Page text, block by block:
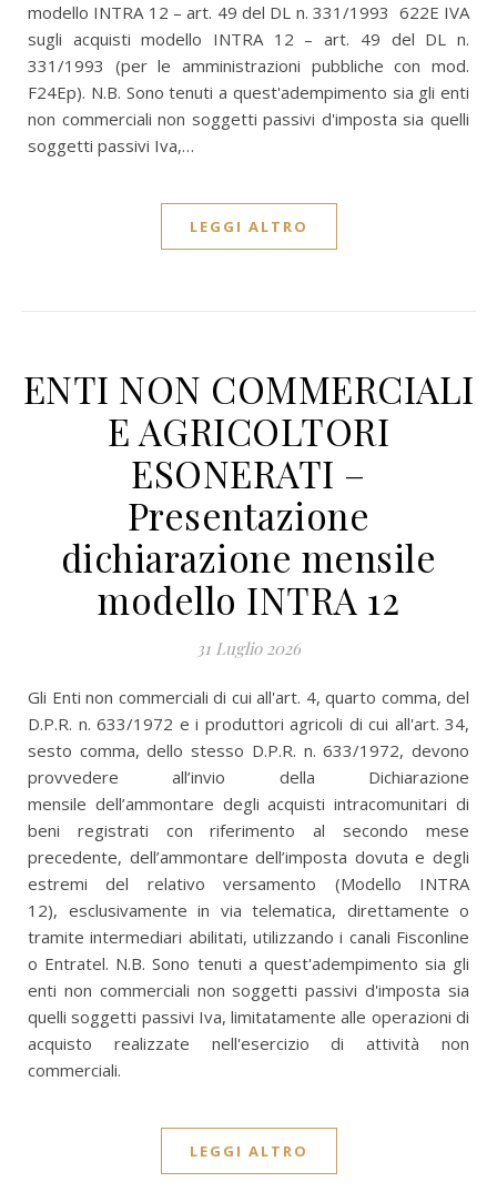
modello INTRA 12 – art. 49 del DL n. 331/1993 622E IVA
sugli acquisti modello INTRA 12 – art. 49 del DL n.
331/1993 (per le amministrazioni pubbliche con mod.
F24Ep). N.B. Sono tenuti a quest'adempimento sia gli enti
non commerciali non soggetti passivi d'imposta sia quelli
soggetti passivi Iva,…
LEGGI ALTRO
ENTI NON COMMERCIALI
E AGRICOLTORI
ESONERATI –
Presentazione
dichiarazione mensile
modello INTRA 12
31 Luglio 2026
Gli Enti non commerciali di cui all'art. 4, quarto comma, del
D.P.R. n. 633/1972 e i produttori agricoli di cui all'art. 34,
sesto comma, dello stesso D.P.R. n. 633/1972, devono
provvedere all’invio della Dichiarazione
mensile dell’ammontare degli acquisti intracomunitari di
beni registrati con riferimento al secondo mese
precedente, dell’ammontare dell’imposta dovuta e degli
estremi del relativo versamento (Modello INTRA
12), esclusivamente in via telematica, direttamente o
tramite intermediari abilitati, utilizzando i canali Fisconline
o Entratel. N.B. Sono tenuti a quest'adempimento sia gli
enti non commerciali non soggetti passivi d'imposta sia
quelli soggetti passivi Iva, limitatamente alle operazioni di
acquisto realizzate nell'esercizio di attività non
commerciali.
LEGGI ALTRO